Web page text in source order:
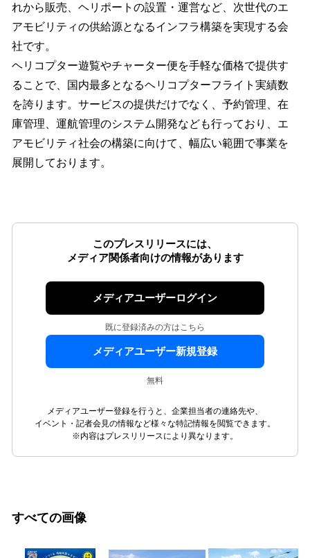
れから販売、ヘリポートの設置・運営など、次世代のエ
アモビリティの供給源となるインフラ構築を実現する会
社です。
ヘリコプター遊覧やチャーター便を手軽な価格で提供す
ることで、国内最多となるヘリコプターフライト実績数
を誇ります。サービスの提供だけでなく、予約管理、在
庫管理、運航管理のシステム開発なども行っており、エ
アモビリティ社会の構築に向けて、幅広い範囲で事業を
展開しております。
このプレスリリースには、
メディア関係者向けの情報があります
メディアユーザーログイン
既に登録済みの方はこちら
メディアユーザー新規登録
無料
メディアユーザー登録を行うと、企業担当者の連絡先や、
イベント・記者会見の情報など様々な特記情報を閲覧できます。
※内容はプレスリリースにより異なります。
すべての画像